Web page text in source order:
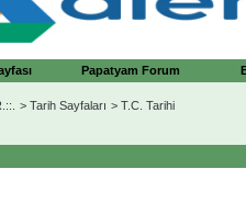
Papatyam Forum
> Tarih Sayfaları > T.C. Tarihi